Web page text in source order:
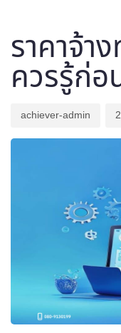
ราคาจ้า
ควรรู้ก่อ
achiever-admin